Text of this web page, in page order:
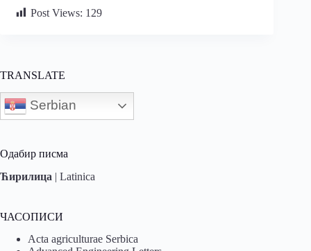
Post Views: 129
TRANSLATE
Serbian
Одабир писма
Ћирилица | Latinica
ЧАСОПИСИ
Acta agriculturae Serbica